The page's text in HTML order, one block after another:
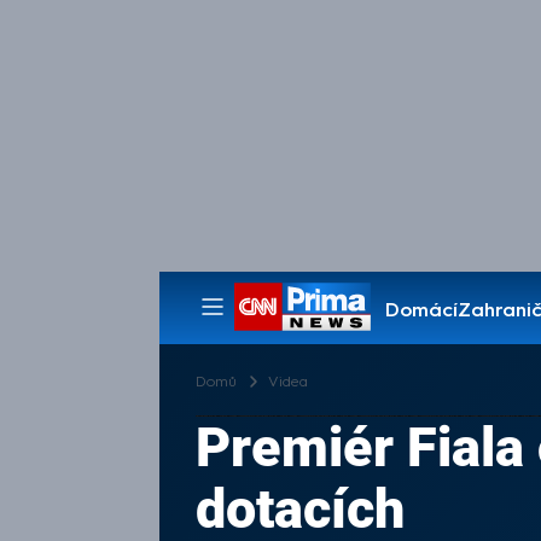
Domácí
Pořady
Domů Videa
Premiér
dotacích